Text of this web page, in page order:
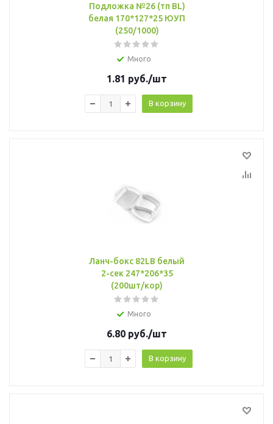
Подложка №26 (тп BL)
белая 170*127*25 ЮУП
(250/1000)
Много
1.81 руб./шт
В корзину
Ланч-бокс 82LB белый
2-сек 247*206*35
(200шт/кор)
Много
6.80 руб./шт
В корзину